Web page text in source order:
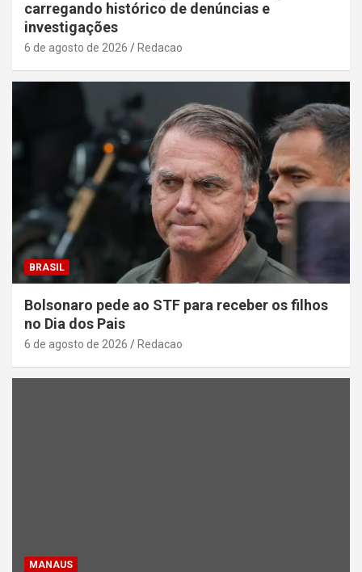
carregando histórico de denúncias e
investigações
6 de agosto de 2026 Redacao
BRASIL
Bolsonaro pede ao STF para receber os filhos
no Dia dos Pais
6 de agosto de 2026 Redacao
MANAUS